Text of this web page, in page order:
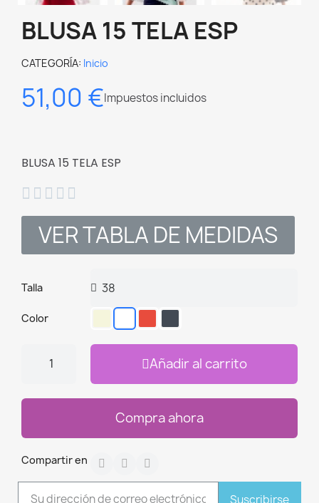
BLUSA 15 TELA ESP
CATEGORÍA Inicio
51,00 €Impuestos incluidos
BLUSA 15 TELA ESP
    
VER TABLA DE MEDIDAS
Talla
Color
Añadir al carrito
Compra ahora
Compartir en
Suscribirse